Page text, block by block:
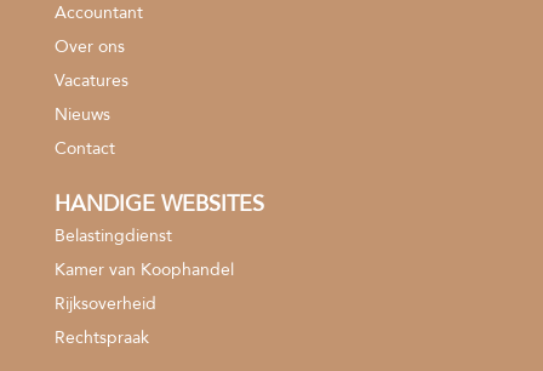
Accountant
Over ons
Vacatures
Nieuws
Contact
HANDIGE WEBSITES
Belastingdienst
Kamer van Koophandel
Rijksoverheid
Rechtspraak